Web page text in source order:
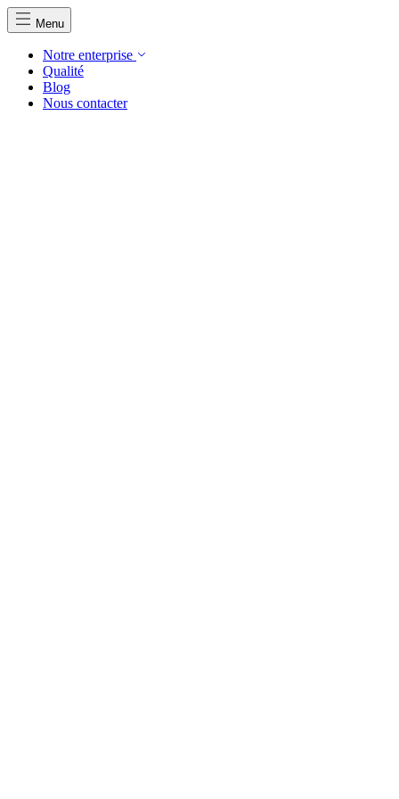
Menu
Notre enterprise
Qualité
Blog
Nous contacter